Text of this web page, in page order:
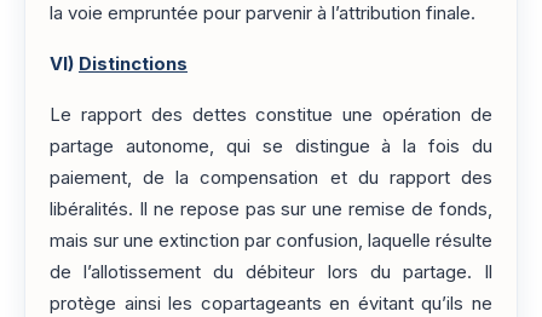
la voie empruntée pour parvenir à l’attribution finale.
VI) Distinctions
Le rapport des dettes constitue une opération de
partage autonome, qui se distingue à la fois du
paiement, de la compensation et du rapport des
libéralités. Il ne repose pas sur une remise de fonds,
mais sur une extinction par confusion, laquelle résulte
de l’allotissement du débiteur lors du partage. Il
protège ainsi les copartageants en évitant qu’ils ne